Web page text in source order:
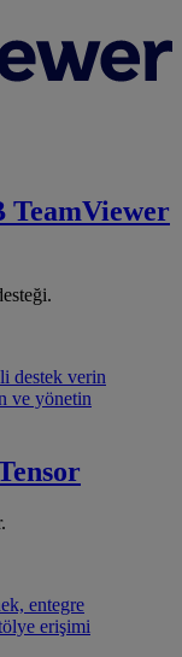
TeamViewer
destek verin
ve yönetin
entegre
erişimi